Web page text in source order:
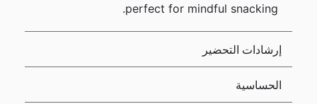
perfect for mindful snacking.
إرشادات التحضير
الحساسية